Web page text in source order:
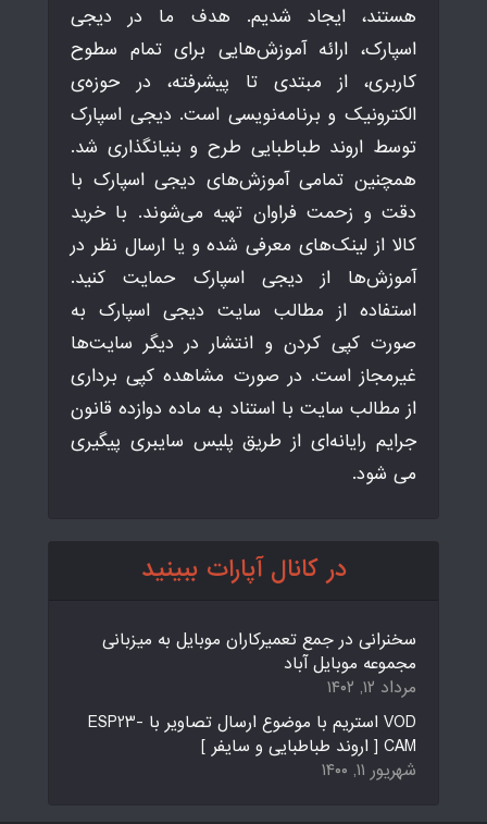
هستند، ایجاد شدیم. هدف ما در دیجی
اسپارک، ارائه آموزش‌هایی برای تمام سطوح
کاربری، از مبتدی تا پیشرفته، در حوزه‌ی
الکترونیک و برنامه‌نویسی است. دیجی اسپارک
توسط اروند طباطبایی طرح و بنیانگذاری شد.
همچنین تمامی آموزش‌های دیجی اسپارک با
دقت و زحمت فراوان تهیه می‌شوند. با خرید
کالا از لینک‌های معرفی شده و یا ارسال نظر در
آموزش‌ها از دیجی اسپارک حمایت کنید.
استفاده از مطالب سایت دیجی اسپارک به
صورت کپی کردن و انتشار در دیگر سایت‌ها
غیرمجاز است. در صورت مشاهده کپی برداری
از مطالب سایت با استناد به ماده دوازده قانون
جرایم رایانه‌ای از طریق پلیس سایبری پیگیری
می شود.
در کانال آپارات ببینید
سخنرانی در جمع تعمیرکاران موبایل به میزبانی
مجموعه موبایل آباد
مرداد ۱۲, ۱۴۰۲
VOD استریم با موضوع ارسال تصاویر با ESP23-
CAM [ اروند طباطبایی و سایفر ]
شهریور ۱۱, ۱۴۰۰